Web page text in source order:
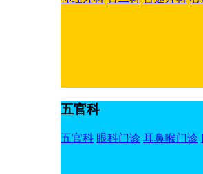
五官科
五官科 眼科门诊 耳鼻喉门诊